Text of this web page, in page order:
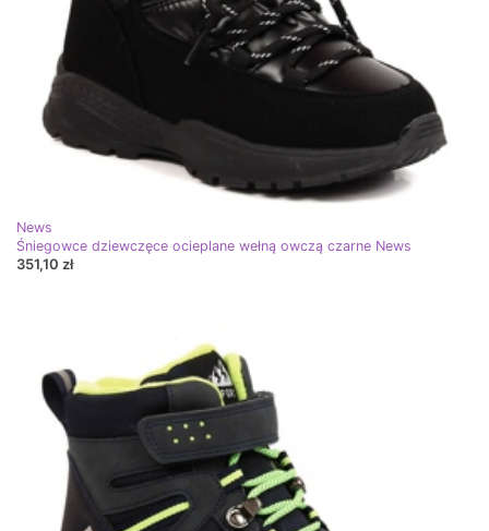
News
Śniegowce dziewczęce ocieplane wełną owczą czarne News
351,10 zł